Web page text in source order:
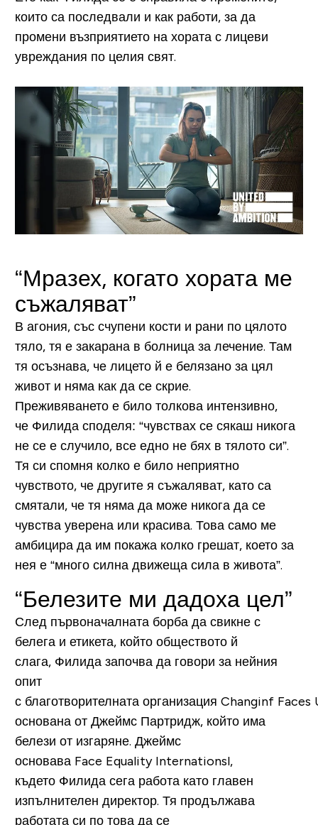
които са последвали и как работи, за да
промени възприятието на хората с лицеви
увреждания по целия свят.
“Мразех, когато хората ме
съжаляват”
В агония, със счупени кости и рани по цялото
тяло, тя е закарана в болница за лечение. Там
тя осъзнава, че лицето й е белязано за цял
живот и няма как да се скрие.
Преживяването е било толкова интензивно,
че Филида споделя: “чувствах се сякаш никога
не се е случило, все едно не бях в тялото си”.
Тя си спомня колко е било неприятно
чувството, че другите я съжаляват, като са
смятали, че тя няма да може никога да се
чувства уверена или красива. Това само ме
амбицира да им покажа колко грешат, което за
нея е “много силна движеща сила в живота”.
“Белезите ми дадоха цел”
След първоначалната борба да свикне с
белега и етикета, който обществото й
слага, Филида започва да говори за нейния
опит
с благотворителната организация Changinf Faces
основана от Джеймс Партридж, който има
белези от изгаряне. Джеймс
основава Face Equality Internationsl,
където Филида сега работа като главен
изпълнителен директор. Тя продължава
работата си по това да се